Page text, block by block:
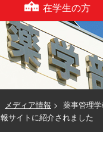
在学生の方
メディア情報 > 薬事管理
サイトに紹介されました